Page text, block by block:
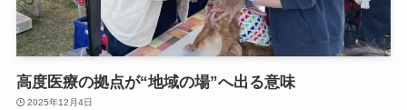
高度医療の拠点が“地域の場”へ出る意味
2025年12月4日